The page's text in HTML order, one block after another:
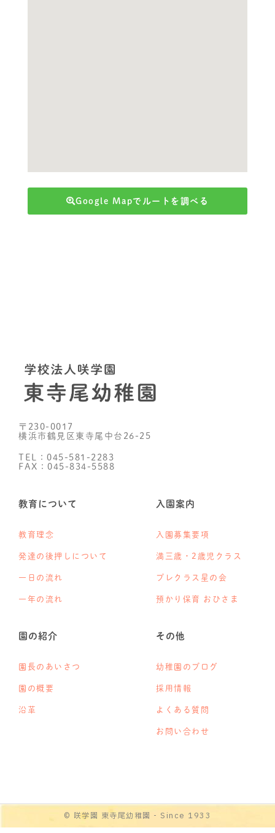
Google Mapでルートを調べる
〒230-0017
横浜市鶴見区東寺尾中台26-25
TEL：045-581-2283
FAX：045-834-5588
教育について
教育理念
発達の後押しについて
一日の流れ
一年の流れ
入園案内
入園募集要項
満三歳・2歳児クラス
プレクラス星の会
預かり保育 おひさま
園の紹介
園長のあいさつ
園の概要
沿革
その他
幼稚園のブログ
採用情報
よくある質問
お問い合わせ
© 咲学園 東寺尾幼稚園 - Since 1933